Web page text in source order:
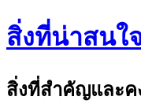
สิ่งที่น่าสนใ
สิ่งที่สำคัญและค